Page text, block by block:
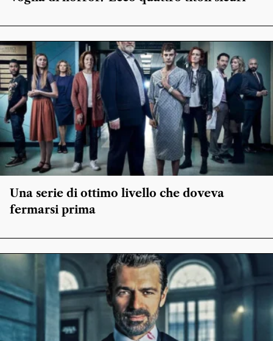
Una serie di ottimo livello che doveva
fermarsi prima